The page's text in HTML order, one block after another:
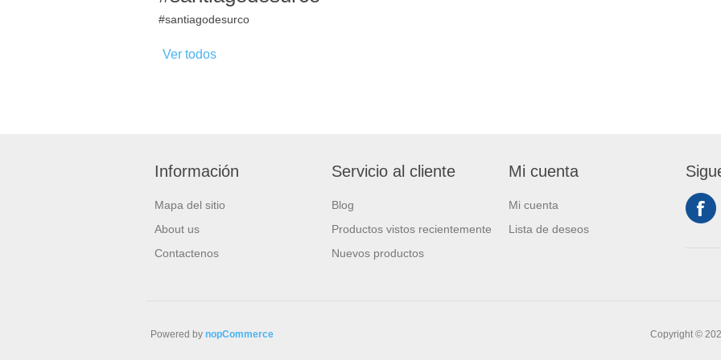
#santiagodesurco
Ver todos
Información
Mapa del sitio
About us
Contactenos
Servicio al cliente
Blog
Productos vistos recientemente
Nuevos productos
Mi cuenta
Mi cuenta
Lista de deseos
Copyright ©
Powered by nopCommerce